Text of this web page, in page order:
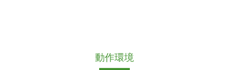
動作環境